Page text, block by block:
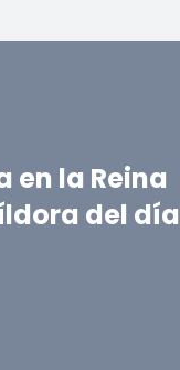
en la Reina
del día